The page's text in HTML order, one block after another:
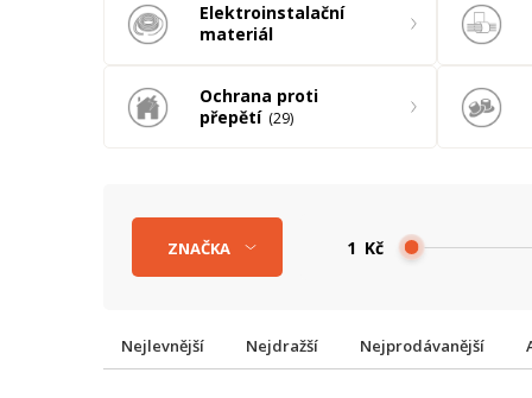
Elektroinstalační
materiál
Ochrana proti
přepětí 29
Kč
ZNAČKA
Nejlevnější Nejdražší Nejprodávanější